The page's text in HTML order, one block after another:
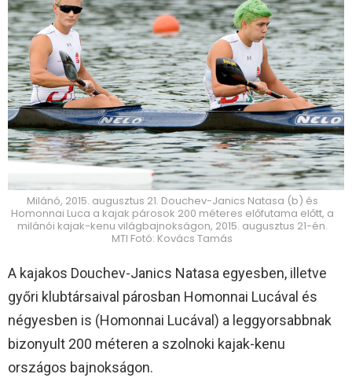
Milánó, 2015. augusztus 21. Douchev-Janics Natasa (b) és
Homonnai Luca a kajak párosok 200 méteres előfutama előtt, a
milánói kajak-kenu világbajnokságon, 2015. augusztus 21-én.
MTI Fotó: Kovács Tamás
A kajakos Douchev-Janics Natasa egyesben, illetve
győri klubtársaival párosban Homonnai Lucával és
négyesben is (Homonnai Lucával) a leggyorsabbnak
bizonyult 200 méteren a szolnoki kajak-kenu
országos bajnokságon.